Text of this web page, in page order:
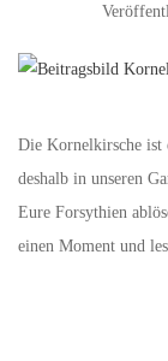
Die Kornelkirsche ist
deshalb in unseren
Eure Forsythien
einen Moment und